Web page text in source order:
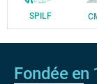
SPILF
Fondée en